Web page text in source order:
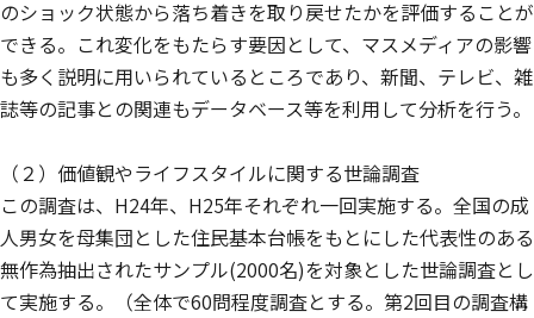
のショック状態から落ち着きを取り戻せたかを評価することが
できる。これ変化をもたらす要因として、マスメディアの影響
も多く説明に用いられているところであり、新聞、テレビ、雑
誌等の記事との関連もデータベース等を利用して分析を行う。
（２）価値観やライフスタイルに関する世論調査
この調査は、H24年、H25年それぞれ一回実施する。全国の成
人男女を母集団とした住民基本台帳をもとにした代表性のある
無作為抽出されたサンプル(2000名)を対象とした世論調査とし
て実施する。（全体で60問程度調査とする。第2回目の調査構